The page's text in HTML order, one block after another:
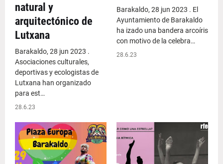
natural y
arquitectónico de
Lutxana
Barakaldo, 28 jun 2023 .
Asociaciones culturales,
deportivas y ecologistas de
Lutxana han organizado
para est…
28.6.23
Barakaldo, 28 jun 2023 . El
Ayuntamiento de Barakaldo
ha izado una bandera arcoíris
con motivo de la celebra…
28.6.23